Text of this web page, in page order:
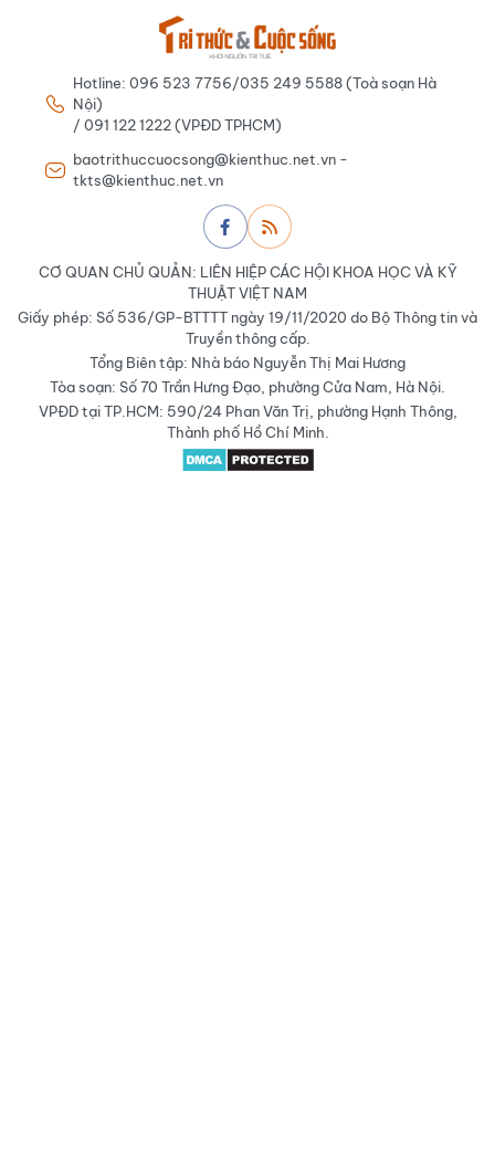
Hotline: 096 523 7756/035 249 5588 (Toà soạn Hà
Nội)
/ 091 122 1222 (VPĐD TPHCM)
baotrithuccuocsong@kienthuc.net.vn -
tkts@kienthuc.net.vn
CƠ QUAN CHỦ QUẢN: LIÊN HIỆP CÁC HỘI KHOA HỌC VÀ KỸ
THUẬT VIỆT NAM
Giấy phép: Số 536/GP-BTTTT ngày 19/11/2020 do Bộ Thông tin và
Truyền thông cấp.
Tổng Biên tập: Nhà báo Nguyễn Thị Mai Hương
Tòa soạn: Số 70 Trần Hưng Đạo, phường Cửa Nam, Hà Nội.
VPĐD tại TP.HCM: 590/24 Phan Văn Trị, phường Hạnh Thông,
Thành phố Hồ Chí Minh.